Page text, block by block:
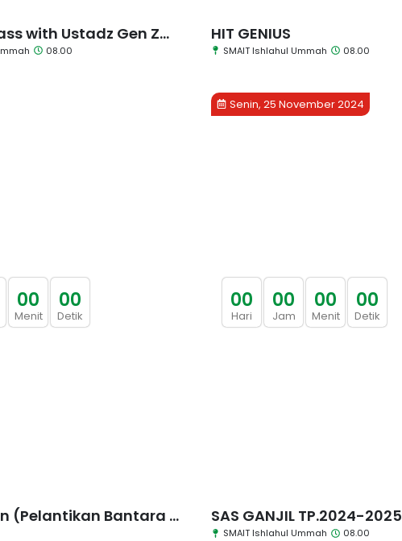
with Ustadz Gen Z...
08.00
HIT GENIUS
SMAIT Ishlahul Ummah 08.00
(Pelantikan Bantara ...
00
Menit
00
Detik
Senin, 25 November 2024
SAS GANJIL TP.2024-2025
SMAIT Ishlahul Ummah 08.00
00
Hari
00
Jam
00
Menit
00
Detik